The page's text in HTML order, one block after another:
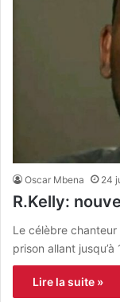
Oscar Mbena 24
R.Kelly:
Le célèbre chanteur
prison allant
Lire la suite »